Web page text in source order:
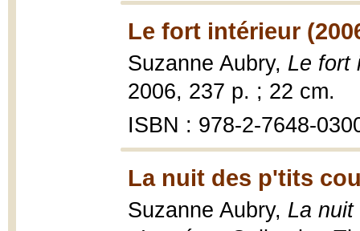
Le fort intérieur
Suzanne Aubry, Le fort
2006, 237 p. ; 22 cm.
ISBN : 978-2-7648-
La nuit des p'tits
Suzanne Aubry, La